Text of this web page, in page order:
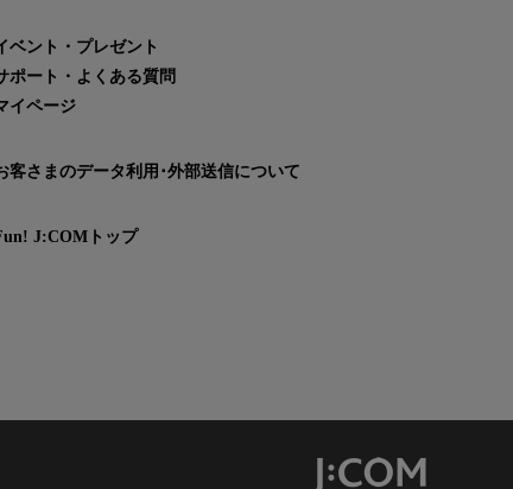
ベント・プレゼント
ポート・よくある質問
イページ
客さまのデータ利用･外部送信について
J:COMトップ